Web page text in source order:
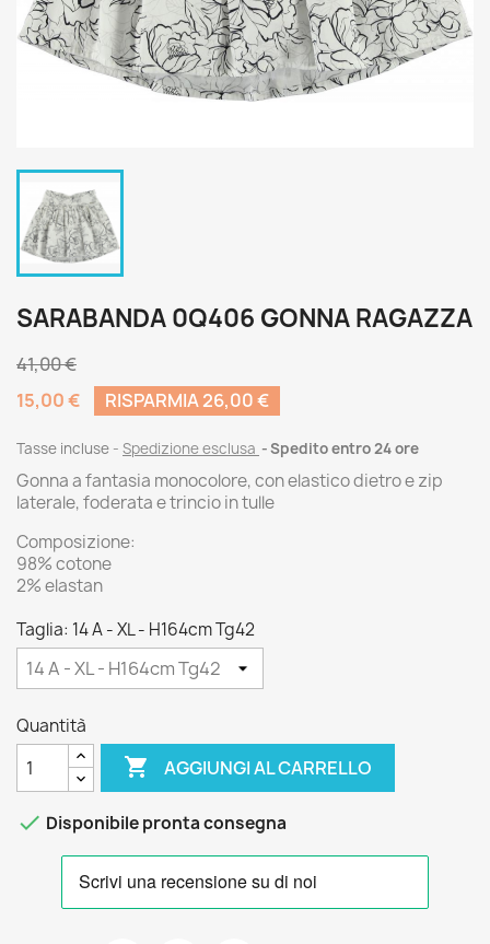
SARABANDA 0Q406 GONNA RAGAZZA
41,00 €
15,00 €
RISPARMIA 26,00 €
Tasse incluse Spedizione esclusa Spedito entro 24 ore
Gonna a fantasia monocolore, con elastico dietro e zip
laterale, foderata e trincio in tulle
Composizione:
98% cotone
2% elastan
Taglia: 14 A - XL - H164cm Tg42
Quantità
 AGGIUNGI AL CARRELLO
 Disponibile pronta consegna